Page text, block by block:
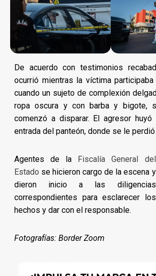
De acuerdo con testimonios
ocurrió mientras la víctima
cuando un sujeto de complexión
ropa oscura y con barba y bigote,
comenzó a disparar. El agresor
entrada del panteón, donde se le
Agentes de la Fiscalía General del
Estado se hicieron cargo de la escena y
dieron inicio a las diligencias
correspondientes para esclarecer los
hechos y dar con el responsable.
Fotografías: Border Zoom